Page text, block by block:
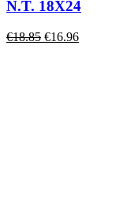
Ν.Τ. 18Χ24
€18.85 €16.96